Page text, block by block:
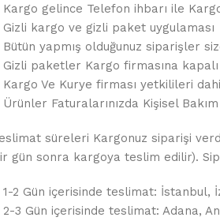
Kargo gelince Telefon ihbarı ile
Gizli kargo ve gizli paket uygulaması
Bütün yapmış olduğunuz siparişler
Gizli paketler Kargo firmasına
Kargo Ve Kurye firması yetkilileri
Ürünler Faturalarınızda Kişisel
süreleri Kargonuz siparişi
gün sonra kargoya teslim edilir).
1-2 Gün içerisinde teslimat: İstanbul,
2-3 Gün içerisinde teslimat: Adana,